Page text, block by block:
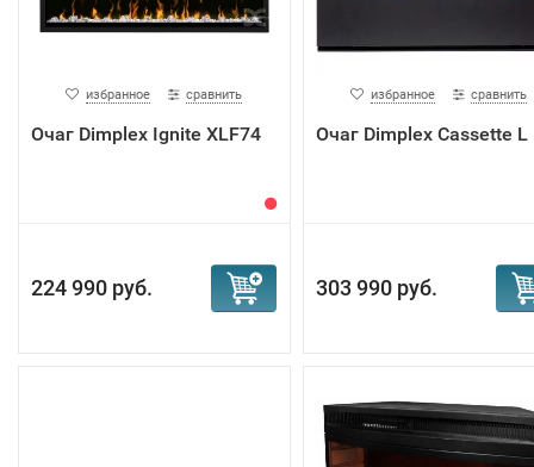
избранное сравнить
Очаг Dimplex Ignite XLF74
224 990 руб.
избранное сравнить
Очаг Dimplex Cassette L
303 990 руб.